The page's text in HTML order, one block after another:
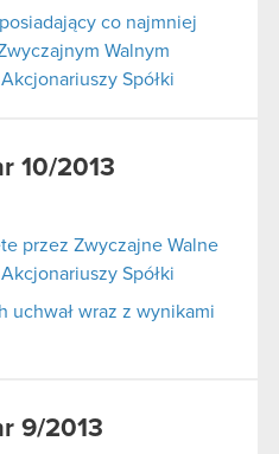
co najmniej
Walnym
Spółki
10/2013
przez Zwyczajne Walne
Spółki
uchwał wraz z wynikami
9/2013